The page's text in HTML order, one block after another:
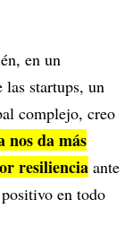
en un
las startups, un
complejo, creo
nos da más
resiliencia ante
en todo